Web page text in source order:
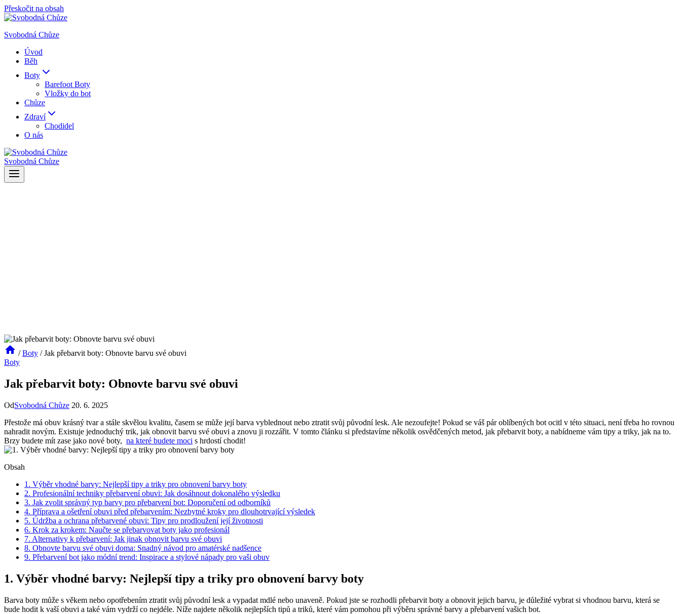
Přeskočit na obsah
Svobodná Chůze
Úvod
Běh
Boty
Barefoot Boty
Vložky do bot
Chůze
Zdraví
Chodidel
O nás
Svobodná Chůze
/ Boty / Jak přebarvit boty: Obnovte barvu své obuvi
Boty
Jak přebarvit boty: Obnovte barvu své obuvi
OdSvobodná Chůze 20. 6. 2025
Přestože⁢ má obuv krásný tvar a ⁤stále ​skvělou kvalitu, časem se může její barva vyblednout nebo ztratit svůj původní ⁢lesk. ⁣Ale nezoufejte! Pokud se váš pár oblíbených bot ‌ocitl v této ⁣situaci, není třeba ho⁣ rovnou
⁣nahradit novým. Existuje ⁤jednoduchý trik, jak ​obnovit barvu své obuvi a znovu ji ‌rozzářit.⁢ V tomto článku si představíme⁣ několik osvědčených metod, jak přebarvit boty,⁢ a nabídneme vám tipy a‍ triky,​ jak na to.
Brzy budete mít ⁣zase jako nové‌ boty, ‍ na které budete ‌moci s hrdostí ⁣chodit!
Obsah
1. ‍Výběr vhodné ⁢barvy: Nejlepší‌ tipy a triky​ pro ⁣obnovení‌ barvy boty
2.⁤ Profesionální techniky přebarvení obuvi: ​Jak dosáhnout dokonalého výsledku
3.​ Jak ​zvolit správný typ barvy pro přebarvení bot: Doporučení od odborníků
4. ‍Příprava a ošetření obuvi před přebarvením: Nezbytné​ kroky ⁤pro dlouhotrvající výsledek
5. ​Údržba a ‍ochrana⁤ přebarvené obuvi: Tipy pro⁣ prodloužení její⁣ životnosti
6. ​Krok za krokem:⁢ Naučte se přebarvovat boty jako profesionál
7. Alternativy⁣ k⁣ přebarvení:⁣ Jak jinak ​obnovit barvu své⁢ obuvi
8. Obnovte barvu své ‌obuvi doma: Snadný návod pro⁤ amatérské nadšence
9. ⁣Přebarvení bot jako módní trend: Inspirace ⁢a​ stylové nápady pro vaši obuv
1. ‍Výběr vhodné ⁢barvy: Nejlepší‌ tipy a triky​ pro ⁣obnovení‌ barvy boty
Barva boty může⁤ s ​věkem ​nebo opotřebením ztratit svůj​ původní lesk⁣ a ⁤vypadat mdlé nebo ⁢unaveně. Pokud jste se rozhodli přebarvit boty a obnovit jejich ‍barvu, ⁤je důležité vybrat si vhodnou barvu, která se
⁣bude⁣ hodit k vaší obuvi a také vám vydrží co nejdéle. Níže‌ najdete ‌několik nejlepších ⁤tipů ​a triků, které vám pomohou při⁣ výběru správné barvy ‌a přebarvení vašich bot.